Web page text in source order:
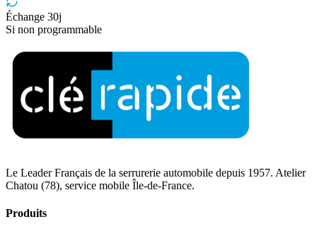
Échange 30j
Si non programmable
Le Leader Français de la serrurerie automobile depuis 1957. Atelier
Chatou (78), service mobile Île-de-France.
Produits